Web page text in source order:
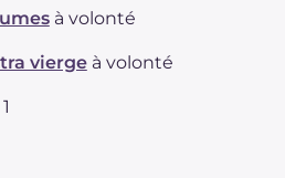
à volonté
vierge à volonté
1